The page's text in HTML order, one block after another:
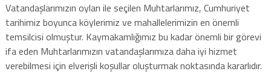
Vatandaşlarımızın oyları ile seçilen Muhtarlarımız, Cumhuriyet
tarihimiz boyunca köylerimiz ve mahallelerimizin en önemli
temsilcisi olmuştur. Kaymakamlığımız bu kadar önemli bir görevi
ifa eden Muhtarlarımızın vatandaşlarımıza daha iyi hizmet
verebilmesi için elverişli koşullar oluşturmak noktasında kararlıdır.